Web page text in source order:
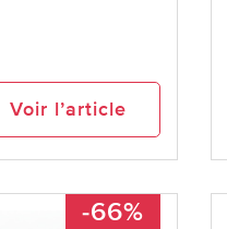
Voir l’article
-66%